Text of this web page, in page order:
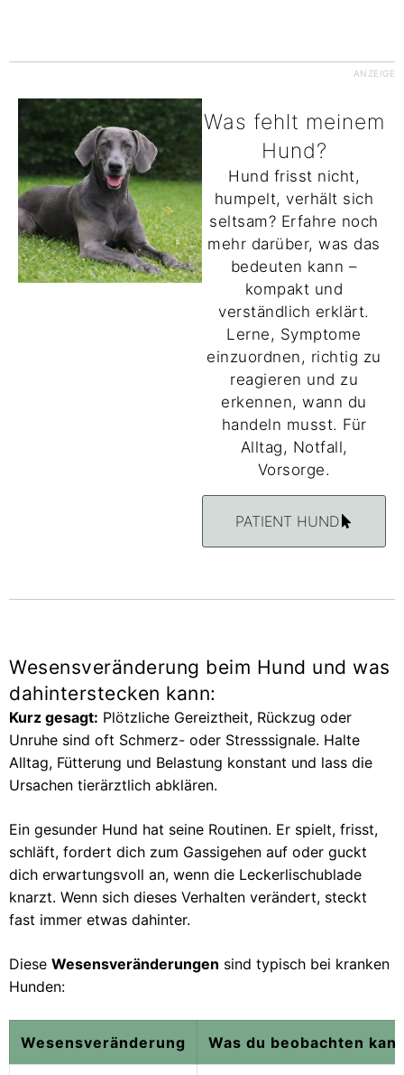
ANZEIGE
Was fehlt meinem
Hund?
Hund frisst nicht,
humpelt, verhält sich
seltsam? Erfahre noch
mehr darüber, was das
bedeuten kann –
kompakt und
verständlich erklärt.
Lerne, Symptome
einzuordnen, richtig zu
reagieren und zu
erkennen, wann du
handeln musst. Für
Alltag, Notfall,
Vorsorge.
PATIENT HUND
Wesensveränderung beim Hund und was
dahinterstecken kann:
Kurz gesagt: Plötzliche Gereiztheit, Rückzug oder
Unruhe sind oft Schmerz- oder Stresssignale. Halte
Alltag, Fütterung und Belastung konstant und lass die
Ursachen tierärztlich abklären.
Ein gesunder Hund hat seine Routinen. Er spielt, frisst,
schläft, fordert dich zum Gassigehen auf oder guckt
dich erwartungsvoll an, wenn die Leckerlischublade
knarzt. Wenn sich dieses Verhalten verändert, steckt
fast immer etwas dahinter.
Diese Wesensveränderungen sind typisch bei kranken
Hunden:
Wesensveränderung Was du beobachten